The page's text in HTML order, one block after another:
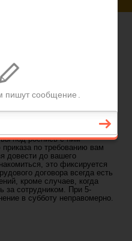
день
узнала, что уволена.
закреплено приказом
под роспись с ним
по требованию вам
довести до вашего
это фиксируется
договора всегда есть
кроме случаев, когда
за сотрудником. При 5-
в субботу неправомерно.